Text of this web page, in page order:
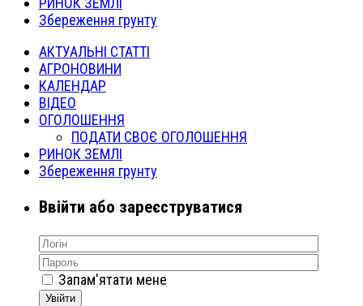
Збереження грунту
АКТУАЛЬНІ СТАТТІ
АГРОНОВИНИ
КАЛЕНДАР
ВІДЕО
ОГОЛОШЕННЯ
ПОДАТИ СВОЄ ОГОЛОШЕННЯ
РИНОК ЗЕМЛІ
Збереження грунту
Ввійти або зареєструватися
Запам'ятати мене
Увійти